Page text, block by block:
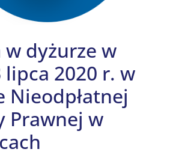
dyżurze w
2020 r. w
Nieodpłatnej
Prawnej w